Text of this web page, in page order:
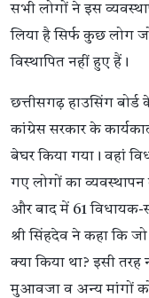
सभी लोगों ने इस
लिया है सिर्फ कुछ लोग
विस्थापित नहीं हुए हैं।
छत्तीसगढ़ हाउसिंग बोर्ड
कांग्रेस सरकार के
बेघर किया गया। वहां
गए लोगों का व्यवस्थापन
और बाद में 61 विधायक-
श्री सिंहदेव ने कहा कि
क्या किया था? इसी
मुआवजा व अन्य मांगों